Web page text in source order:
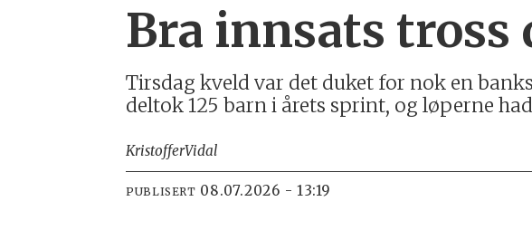
Bra innsats
Tirsdag kveld var det duket for nok en
deltok 125 barn i årets sprint, og løperne
KristofferVidal
PUBLISERT 08.07.2026 - 13:19